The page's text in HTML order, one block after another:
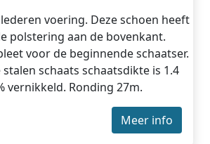
voering. Deze schoen heeft
polstering aan de bovenkant.
voor de beginnende schaatser.
schaats schaatsdikte is 1.4
vernikkeld. Ronding 27m.
Meer info